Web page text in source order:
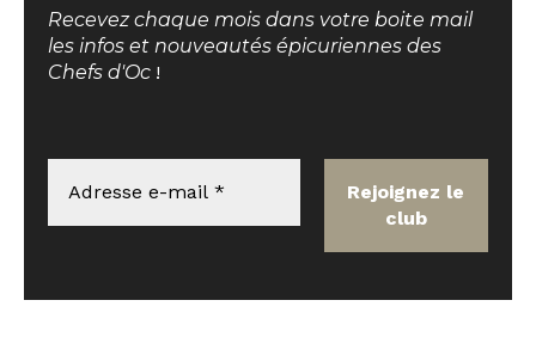
Recevez chaque mois dans votre boite mail
les infos et nouveautés épicuriennes des
Chefs d'Oc !